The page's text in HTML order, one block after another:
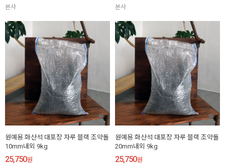
본사 본사
원예용 화산석 대포장 자루 블랙 조약돌
10mm내외 9kg
25,750원
원예용 화산석 대포장 자루 블랙 조약돌
20mm내외 9kg
25,750원